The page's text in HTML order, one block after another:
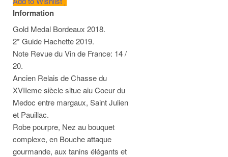
Information
Gold Medal Bordeaux 2018.
2* Guide Hachette 2019.
Note Revue du Vin de France: 14 /
20.
Ancien Relais de Chasse du
XVIIeme siècle situe aiu Coeur du
Medoc entre margaux, Saint Julien
et Pauillac.
Robe pourpre, Nez au bouquet
complexe, en Bouche attaque
gourmande, aux tanins élégants et